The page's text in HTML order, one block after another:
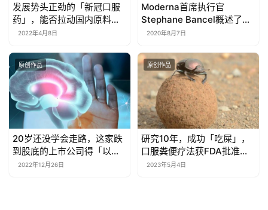
发展势头正劲的「新冠口服
药」，能否拉动国内原料药
产业链崛起？
2022年4月8日
Moderna首席执行官
Stephane Bancel概述了新
冠疫苗未来收入的主要来源
2020年8月7日
原创作品
20岁还没学会走路，这家跌
到股底的上市公司得「以股
换药」了
2022年12月26日
原创作品
研究10年，成功「吃屎」，
口服粪便疗法获FDA批准上
市2023年5月4日